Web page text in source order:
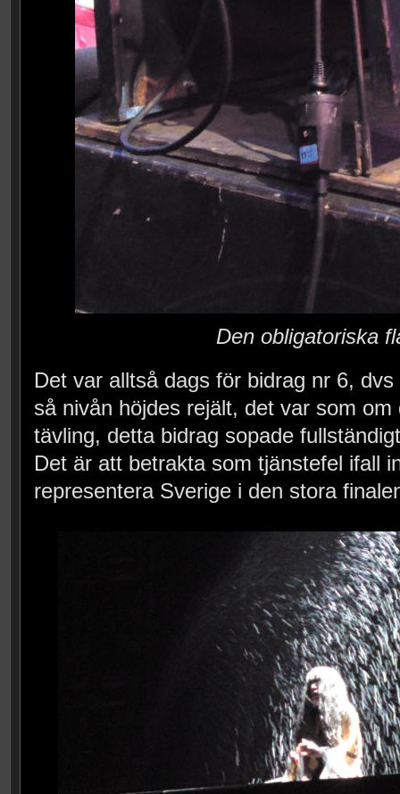
Den obligatoriska
Det var alltså dags för bidrag nr 6,
så nivån höjdes rejält, det var som
tävling, detta bidrag sopade
Det är att betrakta som tjänstefel ifall
representera Sverige i den stora